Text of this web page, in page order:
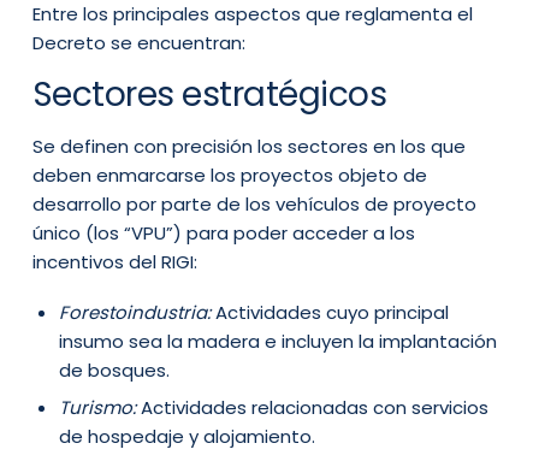
Entre los principales aspectos que reglamenta el
Decreto se encuentran:
Sectores estratégicos
Se definen con precisión los sectores en los que
deben enmarcarse los proyectos objeto de
desarrollo por parte de los vehículos de proyecto
único (los “VPU”) para poder acceder a los
incentivos del RIGI:
Forestoindustria:Actividades cuyo principal
insumo sea la madera e incluyen la implantación
de bosques.
Turismo:Actividades relacionadas con servicios
de hospedaje y alojamiento.